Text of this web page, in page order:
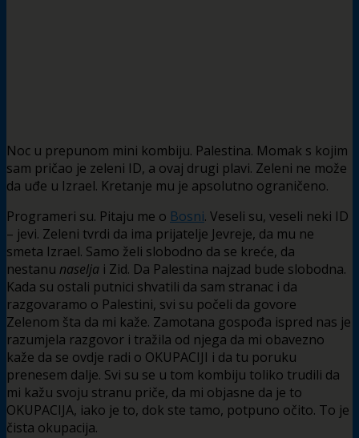
Noc u prepunom mini kombiju. Palestina. Momak s kojim
sam pričao je zeleni ID, a ovaj drugi plavi. Zeleni ne može
da uđe u Izrael. Kretanje mu je apsolutno ograničeno.
Programeri su. Pitaju me o Bosni. Veseli su, veseli neki ID
– jevi. Zeleni tvrdi da ima prijatelje Jevreje, da mu ne
smeta Izrael. Samo želi slobodno da se kreće, da
nestanu naselja i Zid. Da Palestina najzad bude slobodna.
Kada su ostali putnici shvatili da sam stranac i da
razgovaramo o Palestini, svi su počeli da govore
Zelenom šta da mi kaže. Zamotana gospođa ispred nas je
razumjela razgovor i tražila od njega da mi obavezno
kaže da se ovdje radi o OKUPACIJI i da tu poruku
prenesem dalje. Svi su se u tom kombiju toliko trudili da
mi kažu svoju stranu priče, da mi objasne da je to
OKUPACIJA, iako je to, dok ste tamo, potpuno očito. To je
čista okupacija.